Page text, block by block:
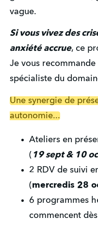
vague.
Si vous vivez des
anxiété accrue, ce
Je vous
spécialiste du
Une synergie de
autonomie...
Ateliers en
( 19 sept & 10
2 RDV de suivi
(mercredis 28
6 programmes
commencent